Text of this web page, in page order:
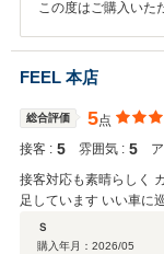
この度はご購入いた
に適したお車に仕上
い。
FEEL 本店
総合評価 5点
接客 : 5 雰囲気 : 5
接客対応も素晴らしく
足しています いい車に
Ｓ
購入年月： 2026/05